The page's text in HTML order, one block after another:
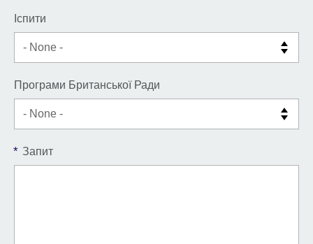
Іспити
Програми Британської Ради
* Запит